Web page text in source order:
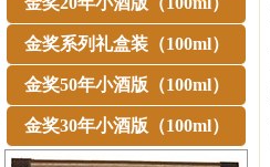
金奖系列礼盒装（100ml）
金奖50年小酒版（100ml）
金奖30年小酒版（100ml）